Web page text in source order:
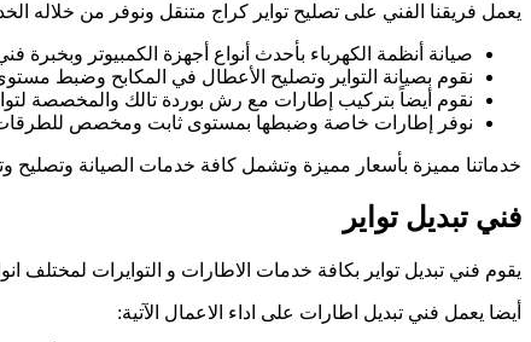
يعمل فريقنا الفني على تصليح تواير كراج متنقل ونوفر من خلاله
صيانة أنظمة الكهرباء بأحدث أنواع أجهزة الكمبيوتر وبخبرة فني
نقوم بصيانة التواير وتصليح الأعطال في المكابح وضبط
نقوم أيضاً بتركيب إطارات مع رش بوردة تالك والمخصصة
نوفر إطارات خاصة وضبطها بمستوى ثابت ومخصص للطرقات
خدماتنا مميزة بأسعار مميزة وتشمل كافة خدمات الصيانة وتصليح وتركيب وتبديل
فني تبديل تواير
يقوم فني تبديل تواير بكافة خدمات الاطارات و التوايرات لمختلف
أيضا يعمل فني تبديل اطارات على اداء الاعمال الآتية: